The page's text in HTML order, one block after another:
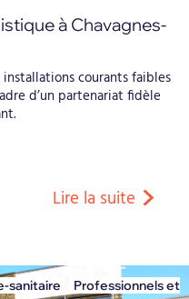
à Chavagnes-
installations courants faibles
d’un partenariat fidèle
Lire la suite
sanitaire
Professionnels et